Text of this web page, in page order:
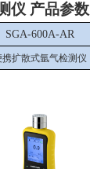
仪 产品参数
SGA-600A-AR
携扩散式氩气检测仪